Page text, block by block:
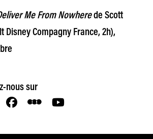
Me From Nowherede Scott
Disney Compagny France, 2h),
nous sur